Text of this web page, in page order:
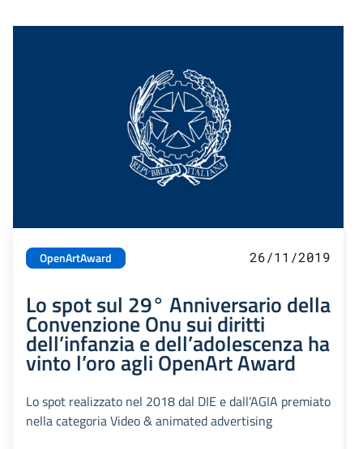
OpenArtAward 26/11/2019
Lo spot sul 29° Anniversario della
Convenzione Onu sui diritti
dell’infanzia e dell’adolescenza ha
vinto l’oro agli OpenArt Award
Lo spot realizzato nel 2018 dal DIE e dall’AGIA premiato
nella categoria Video & animated advertising